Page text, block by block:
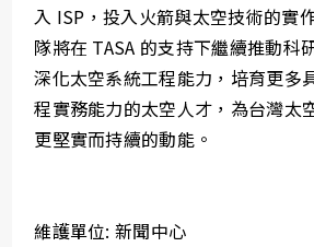
入 ISP，投入火箭與太空技術的實
隊將在 TASA 的支持下繼續推動科
深化太空系統工程能力，培育更多
程實務能力的太空人才，為台灣太
更堅實而持續的動能。
維護單位: 新聞中心